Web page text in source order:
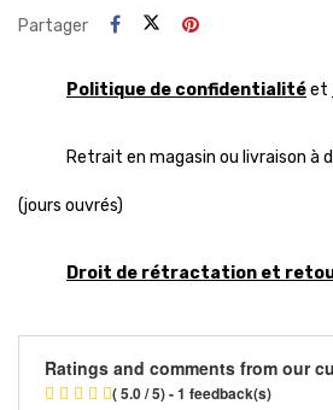
Partager
Politique de confidentialitéet
Retrait en magasin ou livraison à
(jours ouvrés)
Droit de rétractation et
Ratings and comments from our
( 5.0 / 5) - 1 feedback(s)